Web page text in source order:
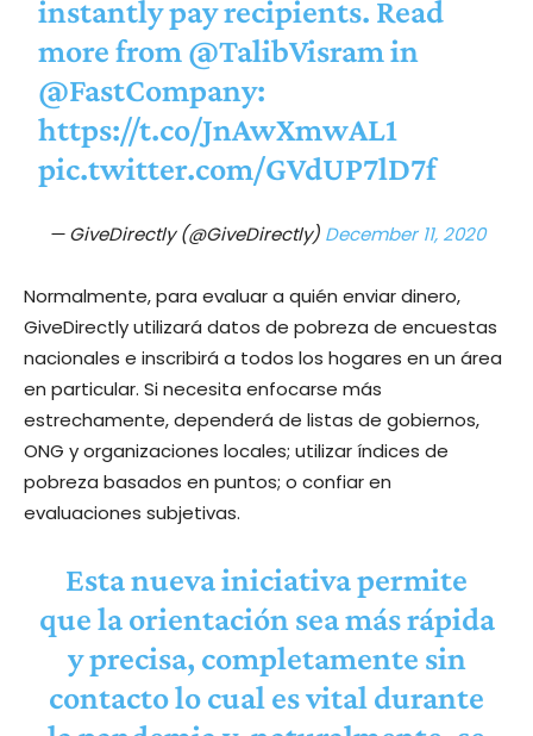
instantly pay recipients. Read
more from@TalibVisramin
@FastCompany:
https://t.co/JnAwXmwAL1
pic.twitter.com/GVdUP7lD7f
— GiveDirectly (@GiveDirectly) December 11, 2020
Normalmente, para evaluar a quién enviar dinero,
GiveDirectly utilizará datos de pobreza de encuestas
nacionales e inscribirá a todos los hogares en un área
en particular. Si necesita enfocarse más
estrechamente, dependerá de listas de gobiernos,
ONG y organizaciones locales; utilizar índices de
pobreza basados ​​en puntos; o confiar en
evaluaciones subjetivas.
Esta nueva iniciativa permite
que la orientación sea más rápida
y precisa, completamente sin
contacto lo cual es vital durante